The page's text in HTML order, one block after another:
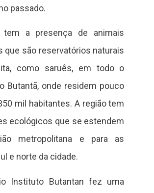
passado.
tem a presença de animais
que são reservatórios naturais
como saruês, em todo o
Butantã, onde residem pouco
mil habitantes. A região tem
ecológicos que se estendem
metropolitana e para as
e norte da cidade.
Instituto Butantan fez uma